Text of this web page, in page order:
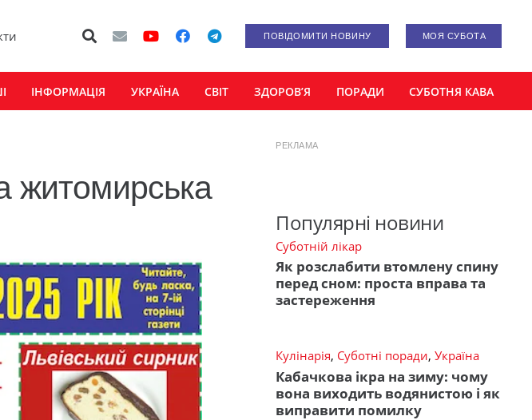
ПОВІДОМИТИ НОВИНУ МОЯ СУБОТА
ІНФОРМАЦІЯ УКРАЇНА СВІТ ЗДОРОВ’Я ПОРАДИ СУБОТНЯ КАВА
житомирська
РЕКЛАМА
Популярні новини
Суботній лікар
Як розслабити втомлену спину
перед сном: проста вправа та
застереження
Кулінарія, Суботні поради, Україна
Кабачкова ікра на зиму: чому
вона виходить водянистою і як
виправити помилку